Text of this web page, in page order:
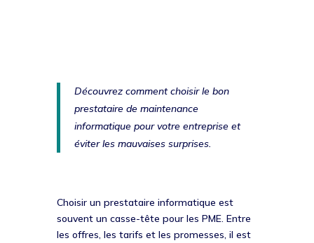
Découvrez comment choisir le bon
prestataire de maintenance
informatique pour votre entreprise et
éviter les mauvaises surprises.
Choisir un prestataire informatique est
souvent un casse-tête pour les PME. Entre
les offres, les tarifs et les promesses, il est